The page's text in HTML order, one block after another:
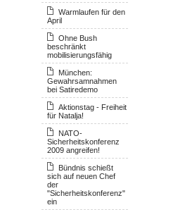
Warmlaufen für den
April
Ohne Bush
beschränkt
mobilisierungsfähig
München:
Gewahrsamnahmen
bei Satiredemo
Aktionstag - Freiheit
für Natalja!
NATO-
Sicherheitskonferenz
2009 angreifen!
Bündnis schießt
sich auf neuen Chef
der
"Sicherheitskonferenz"
ein